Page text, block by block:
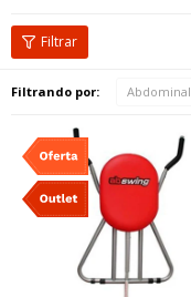
Filtrando por: